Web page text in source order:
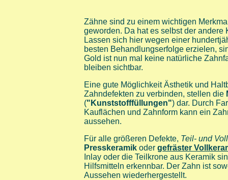
Zähne sind zu einem wichtigen
geworden. Da hat es selbst der
Lassen sich hier wegen einer
besten Behandlungserfolge erzielen,
Gold ist nun mal keine natürliche
bleiben sichtbar.
Eine gute Möglichkeit Ästhetik und
Zahndefekten zu verbinden, stellen die
("Kunststofffüllungen") dar. Durch
Kauflächen und Zahnform kann ein
aussehen.
Für alle größeren Defekte, Teil- und
Presskeramik oder gefräster
Inlay oder die Teilkrone aus Keramik
Hilfsmitteln erkennbar. Der Zahn ist
Aussehen wiederhergestellt.